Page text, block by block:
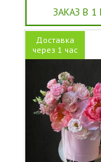
ЗАКАЗ В 1
Доставка
через 1 час